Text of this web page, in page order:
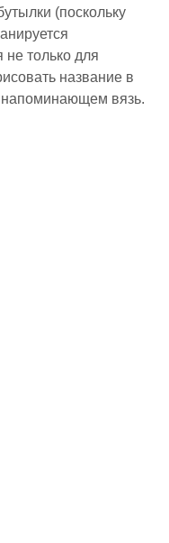
(поскольку
не только для
название в
вязь.